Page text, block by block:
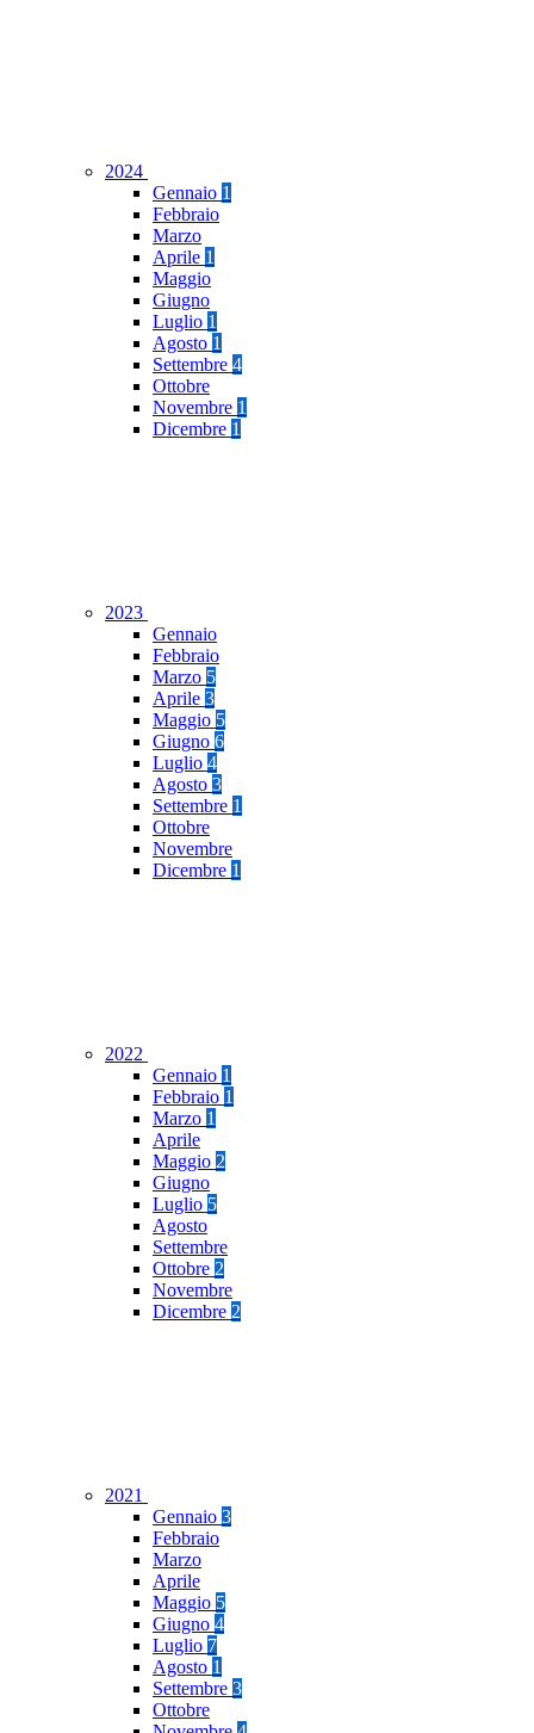
2024
Gennaio 1
Febbraio
Marzo
Aprile 1
Maggio
Giugno
Luglio 1
Agosto 1
Settembre 4
Ottobre
Novembre 1
Dicembre 1
2023
Gennaio
Febbraio
Marzo 5
Aprile 3
Maggio 5
Giugno 6
Luglio 4
Agosto 3
Settembre 1
Ottobre
Novembre
Dicembre 1
2022
Gennaio 1
Febbraio 1
Marzo 1
Aprile
Maggio 2
Giugno
Luglio 5
Agosto
Settembre
Ottobre 2
Novembre
Dicembre 2
2021
Gennaio 3
Febbraio
Marzo
Aprile
Maggio 5
Giugno 4
Luglio 7
Agosto 1
Settembre 3
Ottobre